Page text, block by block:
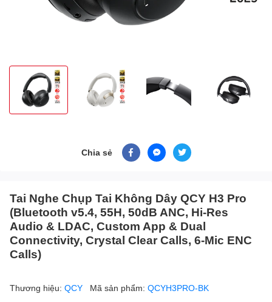
Chia sẻ
Tai Nghe Chụp Tai Không Dây QCY H3 Pro
(Bluetooth v5.4, 55H, 50dB ANC, Hi-Res
Audio & LDAC, Custom App & Dual
Connectivity, Crystal Clear Calls, 6-Mic ENC
Calls)
Thương hiệu: QCY Mã sản phẩm: QCYH3PRO-BK